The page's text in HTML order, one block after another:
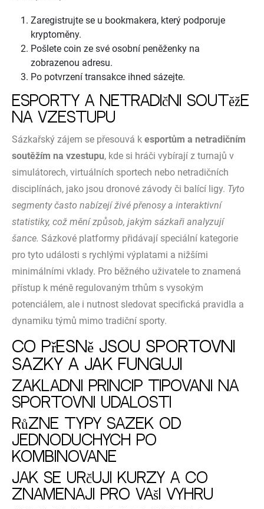
Zaregistrujte se u bookmakera, který podporuje
kryptoměny.
Pošlete coin ze své osobní peněženky na
zobrazenou adresu.
Po potvrzení transakce ihned sázejte.
Esporty a netradiční soutěže
na vzestupu
Sázkařský zájem se přesouvá k esportům a netradičním
soutěžím na vzestupu, kde si hráči vybírají z turnajů v
simulátorech, virtuálních sportech nebo netradičních
disciplínách, jako jsou dronové závody či balící ligy. Tyto
segmenty často nabízejí živé přenosy a interaktivní
statistiky, což mění způsob, jakým sázkaři analyzují
šance. Sázkové platformy přidávají speciální kategorie
pro tyto události s rychlými výplatami a nižšími
minimálními vklady. Pro běžného uživatele to znamená
přístup k méně regulovaným trhům s vysokým
potenciálem, ale i nutnost sledovat specifická pravidla a
dynamiku týmů mimo tradiční sporty.
Co přesně jsou sportovní
sázky a jak fungují
Základní princip tipování na
sportovní události
Různé typy sázek od
jednoduchých po
kombinované
Jak se určují kurzy a co
znamenají pro vaši výhru